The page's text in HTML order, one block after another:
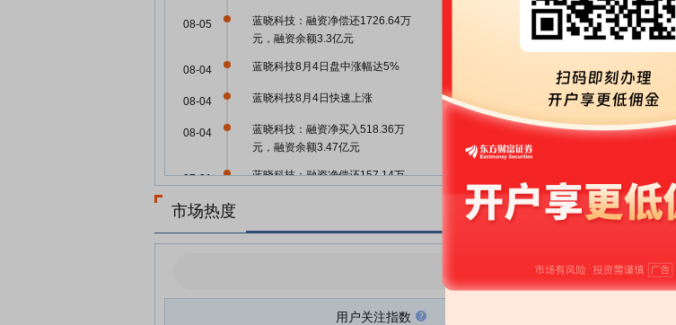
蓝晓科技：融资净偿还1726.64万
元，融资余额3.3亿元
08-05
蓝晓科技8月4日盘中涨幅达5%
08-04
蓝晓科技8月4日快速上涨
08-04
蓝晓科技：融资净买入518.36万
元，融资余额3.47亿元
08-04
蓝晓科技：融资净偿还157.14万
07-31
蓝晓科技7月29日快速反弹
07-29
份有限公司向不特定对象发
换公司债券受托管理事务报
(2025年度)
蓝晓科技:2025年年度权益
蓝晓科技:关于“蓝晓转02”
格调整的公告
06-26
分股份解除质押的公告
蓝晓科技:2023年西安蓝晓
评级报告
06-23
蓝晓科技:关于实施权益分
“蓝晓转02”暂停转股的提
06-23
市场热度
今日用户关注度有所上升，参
用户关注指数